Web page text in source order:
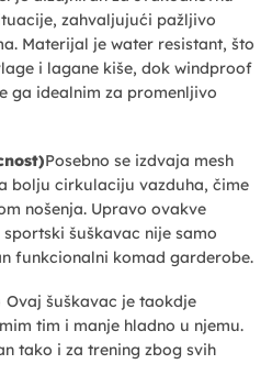
zahvaljujući pažljivo
Materijal je water resistant, što
i lagane kiše, dok windproof
ga idealnim za promenljivo
Posebno se izdvaja mesh
bolju cirkulaciju vazduha, čime
nošenja. Upravo ovakve
šuškavac nije samo
funkcionalni komad garderobe.
Ovaj šuškavac je taokdje
tim i manje hladno u njemu.
tako i za trening zbog svih